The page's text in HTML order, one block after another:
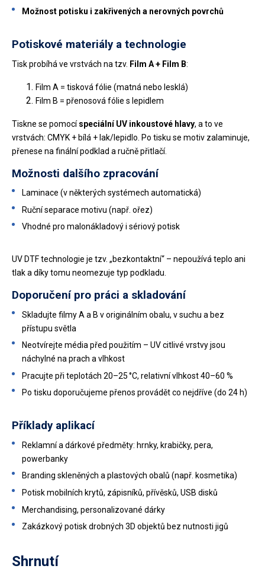
Možnost potisku i zakřivených a nerovných povrchů
Potiskové materiály a technologie
Tisk probíhá ve vrstvách na tzv. Film A + Film B:
Film A = tisková fólie (matná nebo lesklá)
Film B = přenosová fólie s lepidlem
Tiskne se pomocíspeciální UV inkoustové hlavy, a to ve
vrstvách: CMYK + bílá + lak/lepidlo. Po tisku se motiv zalaminuje,
přenese na finální podklad a ručně přitlačí.
Možnosti dalšího zpracování
Laminace (v některých systémech automatická)
Ruční separace motivu (např. ořez)
Vhodné pro malonákladový i sériový potisk
UV DTF technologie je tzv. „bezkontaktní“ – nepoužívá teplo ani
tlak a díky tomu neomezuje typ podkladu.
Doporučení pro práci a skladování
Skladujte filmy A a B v originálním obalu, v suchu a bez
přístupu světla
Neotvírejte média před použitím – UV citlivé vrstvy jsou
náchylné na prach a vlhkost
Pracujte při teplotách 20–25 °C, relativní vlhkost 40–60 %
Po tisku doporučujeme přenos provádět co nejdříve (do 24 h)
Příklady aplikací
Reklamní a dárkové předměty: hrnky, krabičky, pera,
powerbanky
Branding skleněných a plastových obalů (např. kosmetika)
Potisk mobilních krytů, zápisníků, přívěsků, USB disků
Merchandising, personalizované dárky
Zakázkový potisk drobných 3D objektů bez nutnosti jigů
Shrnutí